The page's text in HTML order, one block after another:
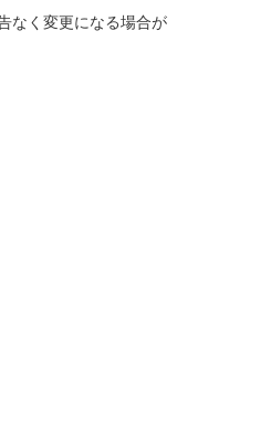
なく変更になる場合が